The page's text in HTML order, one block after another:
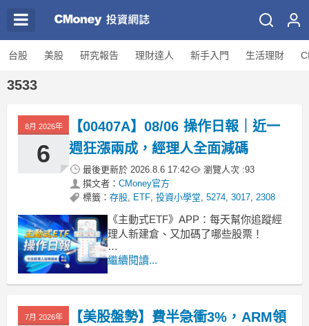
台股 美股 研究報告 理財達人 新手入門 生活理財
3533
8月 2026年
6
【00407A】08/06 操作日報｜近一
週狂漲兩成，經理人全面減碼
最後更新於 2026.8.6 17:42 瀏覽人次 :93
撰文者： CMoney官方
標籤： 存股, ETF, 投資小學堂, 5274, 3017, 2308
《主動式ETF》APP：每天幫你追蹤經
理人新建倉、又加碼了哪些股票！
■ 短線狂飆20.8%
元，單日上漲 1.83%。這檔規模 293.7
人，短短幾天報酬率就衝上 20.8%，把
繼續閱讀...
7月 2026年
【美股盤勢】費半急衝3%，ARM領